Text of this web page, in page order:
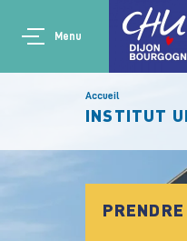
Aller au contenu principal
Main navigation
Menu
Accueil
INSTITUT
Panneau de gestion des cookies